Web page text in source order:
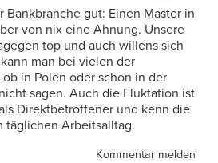
Bankbranche gut: Einen Master in
von nix eine Ahnung. Unsere
top und auch willens sich
man bei vielen der
in Polen oder schon in der
sagen. Auch die Fluktation ist
Direktbetroffener und kenn die
täglichen Arbeitsalltag.
Kommentar melden